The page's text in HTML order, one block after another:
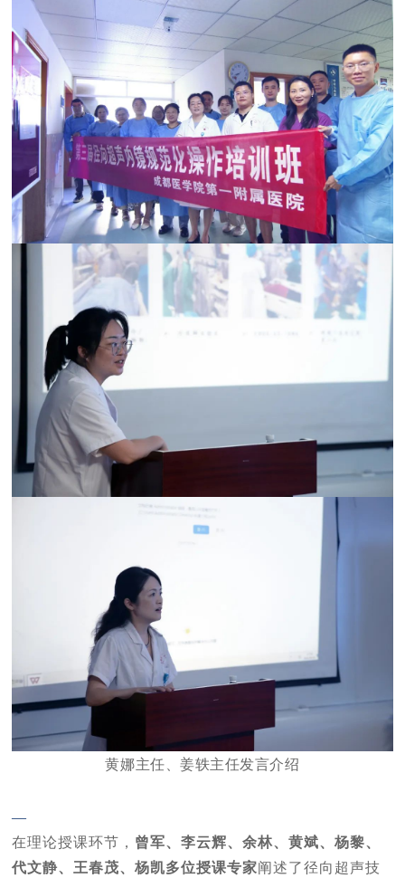
黄娜主任、姜轶主任发言介绍
—
在理论授课环节， 曾军、李云辉、余林、黄斌、杨黎、
代文静、王春茂、杨凯多位授课专家阐述了径向超声技